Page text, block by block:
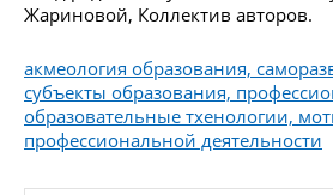
Жариновой, Коллектив авторов.
акмеология образования,
субъекты образования,
образовательные тхенологии,
профессиональной деятельности